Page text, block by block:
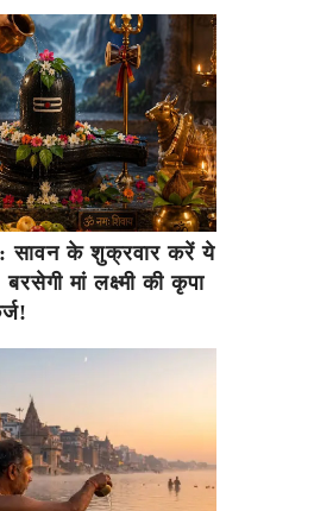
सावन के शुक्रवार करें ये
मां लक्ष्मी की कृपा